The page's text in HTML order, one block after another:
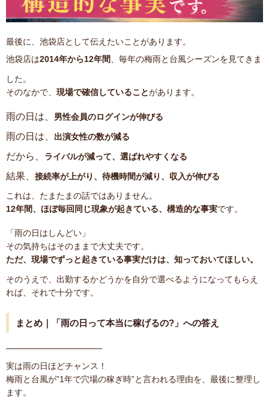
最後に、池袋店として伝えたいことがあります。
池袋店は2014年から12年間 、毎年の梅雨と台風シーズンを見てきま
した。
そのなかで、 現場で確信していることがあります。
雨の日は、 男性会員のログインが伸びる
雨の日は、 出演女性の数が減る
だから、 ライバルが減って、選ばれやすくなる
結果、 接続率が上がり、待機時間が減り、収入が伸びる
これは、たまたまの話ではありません。
12年間、ほぼ毎回同じ現象が起きている、構造的な事実です。
「雨の日はしんどい」
その気持ちはそのままで大丈夫です。
ただ、現場でずっと起きている事実だけは、知っておいてほしい。
そのうえで、出勤するかどうかを自分で選べるようになってもらえ
れば、それで十分です。
まとめ｜「雨の日って本当に稼げるの?」への答え
────────────────
実は雨の日ほどチャンス！
梅雨と台風が”1年で穴場の稼ぎ時”と言われる理由を、最後に整理し
ます。